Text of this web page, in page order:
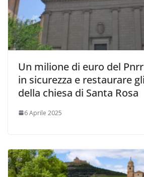
Un milione di euro del
in sicurezza e restaurare
della chiesa di Santa Rosa
6 Aprile 2025